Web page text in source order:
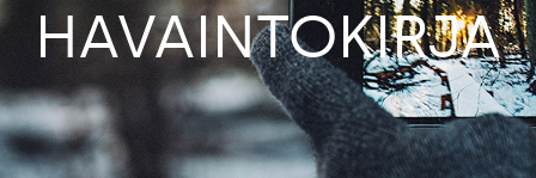
HAVAINTOKIRJA